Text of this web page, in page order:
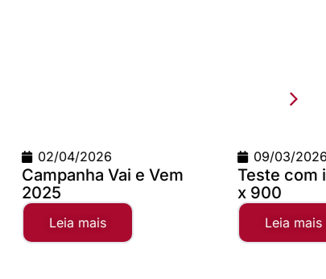
e Vem
Teste com imagem 1200